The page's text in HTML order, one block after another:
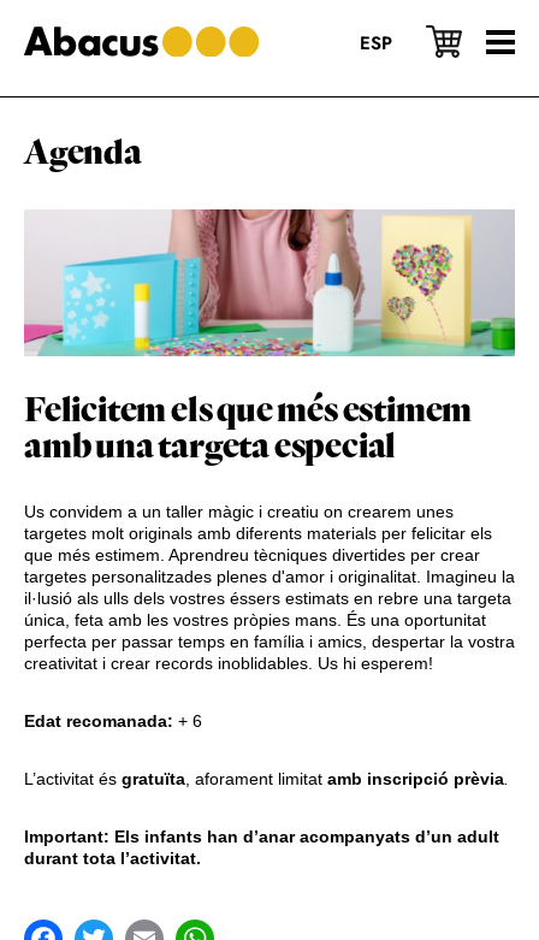
to
main
to
primary
to
footer
ESP
Agenda
Felicitem els que més estimem
amb una targeta especial
Us convidem a un taller màgic i creatiu on crearem unes
targetes molt originals amb diferents materials per felicitar els
que més estimem. Aprendreu tècniques divertides per crear
targetes personalitzades plenes d'amor i originalitat. Imagineu la
il·lusió als ulls dels vostres éssers estimats en rebre una targeta
única, feta amb les vostres pròpies mans. És una oportunitat
perfecta per passar temps en família i amics, despertar la vostra
creativitat i crear records inoblidables. Us hi esperem!
Edat recomanada: + 6
L’activitat és gratuïta, aforament limitat amb inscripció prèvia.
Important: Els infants han d’anar acompanyats d’un adult
durant tota l’activitat.